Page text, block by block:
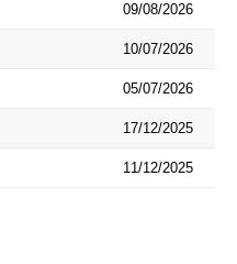
09/08/2026
10/07/2026
05/07/2026
17/12/2025
11/12/2025